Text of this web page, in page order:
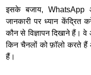
इसके बजाय, WhatsApp
जानकारी पर ध्यान केंद्रित
कौन से विज्ञापन दिखाने हैं।
किन चैनलों को फ़ॉलो करते
हैं।